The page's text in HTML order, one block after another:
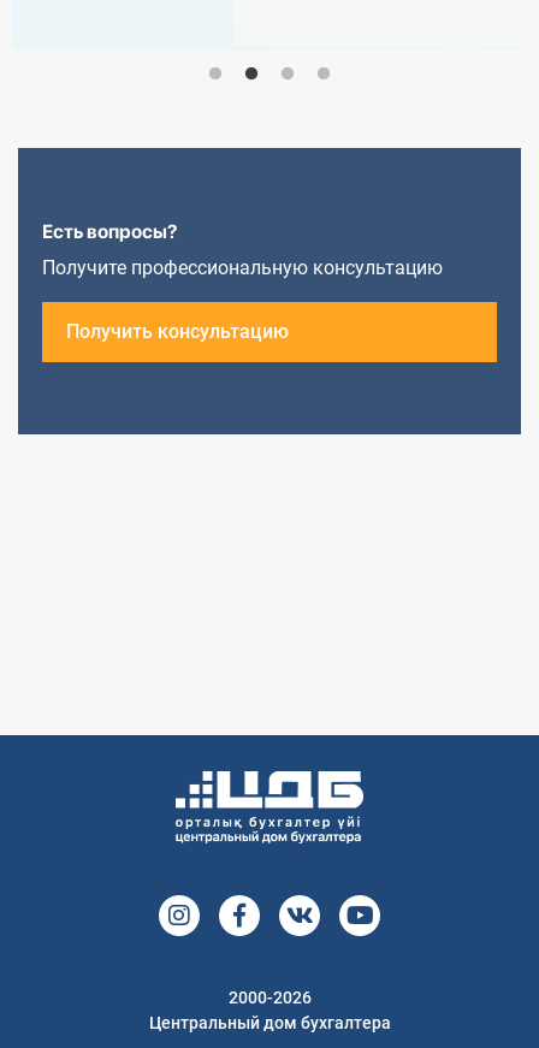
Есть вопросы?
Получите профессиональную консультацию
Получить консультацию
2000-2026
Центральный дом бухгалтера